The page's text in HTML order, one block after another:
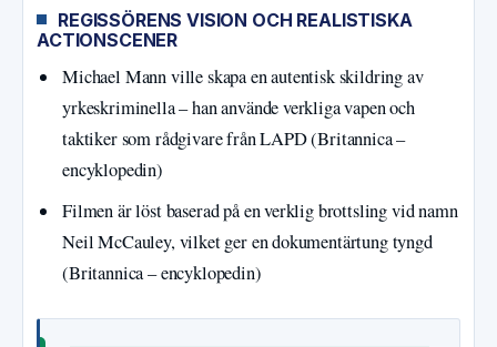
REGISSÖRENS VISION OCH REALISTISKA
ACTIONSCENER
Michael Mann ville skapa en autentisk skildring av
yrkeskriminella – han använde verkliga vapen och
taktiker som rådgivare från LAPD (Britannica –
encyklopedin)
Filmen är löst baserad på en verklig brottsling vid namn
Neil McCauley, vilket ger en dokumentärtung tyngd
(Britannica – encyklopedin)